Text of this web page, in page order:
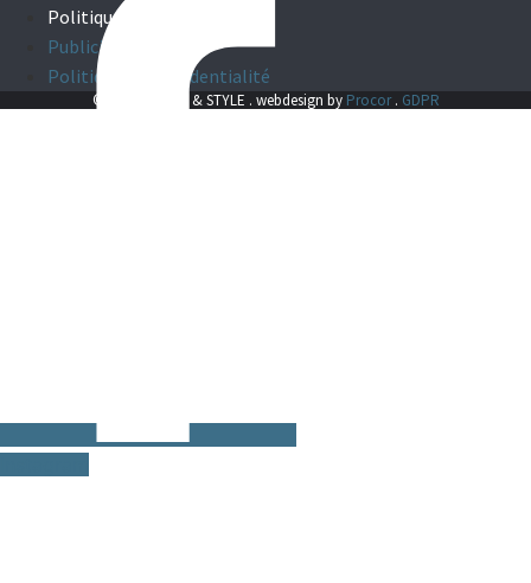
Politique de confidentialité
Publicité
Politique de confidentialité
© 2025 CRUISE & STYLE . webdesign by Procor. GDPR